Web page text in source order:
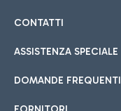
CONTATTI
ASSISTENZA SPECIALE
DOMANDE FREQUENTI